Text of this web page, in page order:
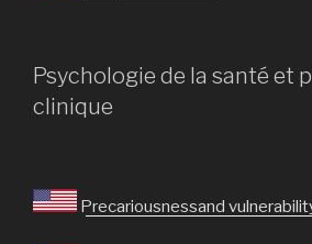
Psychologie de la santé et
clinique
Precariousnessand